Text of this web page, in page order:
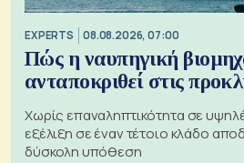
EXPERTS 08.08.2026, 07:00
Πώς η ναυπηγική
ανταποκριθεί στις
Χωρίς επαναληπτικότητα σε
εξέλιξη σε έναν τέτοιο κλάδο
δύσκολη υπόθεση